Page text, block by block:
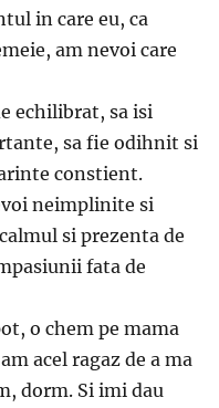
in care eu, ca
am nevoi care
echilibrat, sa isi
sa fie odihnit si
constient.
neimplinite si
si prezenta de
fata de
o chem pe mama
acel ragaz de a ma
dorm. Si imi dau